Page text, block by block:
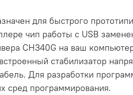
для быстрого
чип работы с USB
CH340G на ваш
стабилизатор
Для разработки
сред программирования.